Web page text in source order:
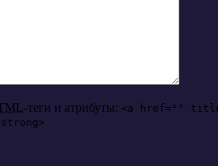
-теги и атрибуты: <a href=""